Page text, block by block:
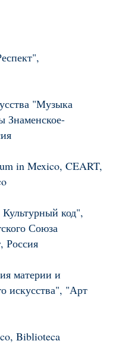
"Музыка
Знаменское-
in Mexico, CEART,
код",
Союза
Россия
материи и
искусства", "Арт
Biblioteca